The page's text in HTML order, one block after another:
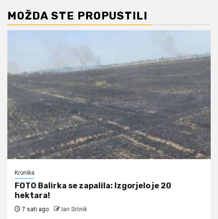
MOŽDA STE PROPUSTILI
Kronika
FOTO Balirka se zapalila: Izgorjelo je 20
hektara!
7 sati ago Ian Srčnik